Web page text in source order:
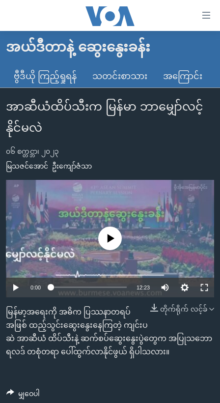
လွယ်ကူ
သည့်
များ
ပင်မ
သို့
ကျော်
ကြည့်
အ
ညွန်း
စာမျက်နှာ
သို့
ကျော်
ကြည့်
ရှာဖွေ
ရန်
နေရာ
သို့
မူလစာမျက်နှာ
မြန်မာ
ကမ္ဘာ့သတင်းများ
နိုင်ငံတကာ
အမေရိကန်
အစ္စရေး-ပါလက်စတိုင်း
ဗွီဒီယို
သတင်းလွတ်လပ်ခွင့်
ရပ်ဝန်းတခု လမ်းတခု အလွန်
အင်္ဂလိပ်စာလေ့လာမယ်
မကြေးမုံရဲ့ အင်္ဂလိပ်စာ
ရုပ်ရှင်ထဲက အင်္ဂလိပ်စာ
သုတပဒေသာ အင်္ဂလိပ်စာ
ရေဒီယို
တီဗွီ
ရေဒီယိုနှင့်ရုပ်သံ အချက်အလက်များ
ရေဒီယို/တီဗွီအစီအစဉ်
Learning English
ဗွီအိုအေ လူမှုကွန်ယက်များ
ဘာသာစကားများ
အယ်ဒီတာနဲ့ ဆွေးနွေးခန်း
ဗွီဒီယို ကြည့်ရှုရန် သတင်းစာသား အကြောင်း
အာဆီယံထိပ်သီးက မြန်မာ ဘာမျှော်လင့်
နိုင်မလဲ
၀၆ စက္တင္ဘာ၊ ၂၀၂၃
မြသဇင်အောင် ဦးကျော်ဇံသာ
No media source currently available
0:00 12:23
တိုက်ရိုက် လင့်ခ်
မြန်မာ့အရေးကို အဓိက ပြဿနာတရပ်
အဖြစ် ထည့်သွင်းဆွေးနွေးနေကြတဲ့ ကျင်းပ
ဆဲ အာဆီယံ ထိပ်သီးနဲ့ ဆက်စပ်ဆွေးနွေးပွဲတွေက အပြုသဘော
ရလဒ် တစုံတရာ ပေါ်ထွက်လာနိုင်ဖွယ် ရှိပါသလား။
မျှဝေပါ